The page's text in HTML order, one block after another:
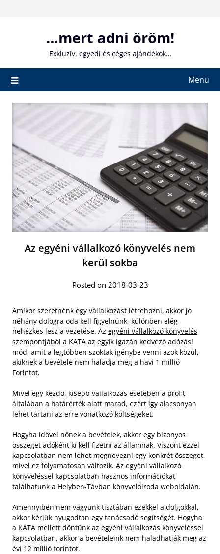
…mert adni öröm!
Exkluzív, egyedi és céges ajándékok…
Menu
Az egyéni vállalkozó könyvelés nem
kerül sokba
Posted on 2018-03-23
Amikor szeretnénk egy vállalkozást létrehozni, akkor jó
néhány dologra oda kell figyelnünk, különben elég
nehézkes lesz a vezetése. Az egyéni vállalkozó könyvelés
szempontjából a KATA az egyik igazán kedvező adózási
mód, amit a legtöbben szoktak igénybe venni azok közül,
akiknek a bevétele nem haladja meg a havi 1 millió
Forintot.
Mivel egy kezdő, kisebb vállalkozás esetében a profit
általában a határérték alatt marad, ezért így alacsonyan
lehet tartani az erre vonatkozó költségeket.
Hogyha idővel nőnek a bevételek, akkor egy bizonyos
összeget adóként ki kell fizetni az államnak. Viszont ezzel
kapcsolatban nem lehet megnevezni egy konkrét összeget,
mivel ez folyamatosan változik. Az egyéni vállalkozó
könyveléssel kapcsolatban hasznos információkat
találhatunk a Helyben-Távban könyvelőiroda weboldalán.
Amennyiben nem vagyunk tisztában ezekkel a dolgokkal,
akkor kérjük nyugodtan egy tanácsadó segítségét. Hogyha
a KATA mellett döntünk az egyéni vállalkozás könyveléssel
kapcsolatban, akkor a bevételeink nem haladhatják meg az
évi 12 millió forintot.